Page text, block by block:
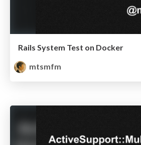
Rails System Test on Docker
mtsmfm